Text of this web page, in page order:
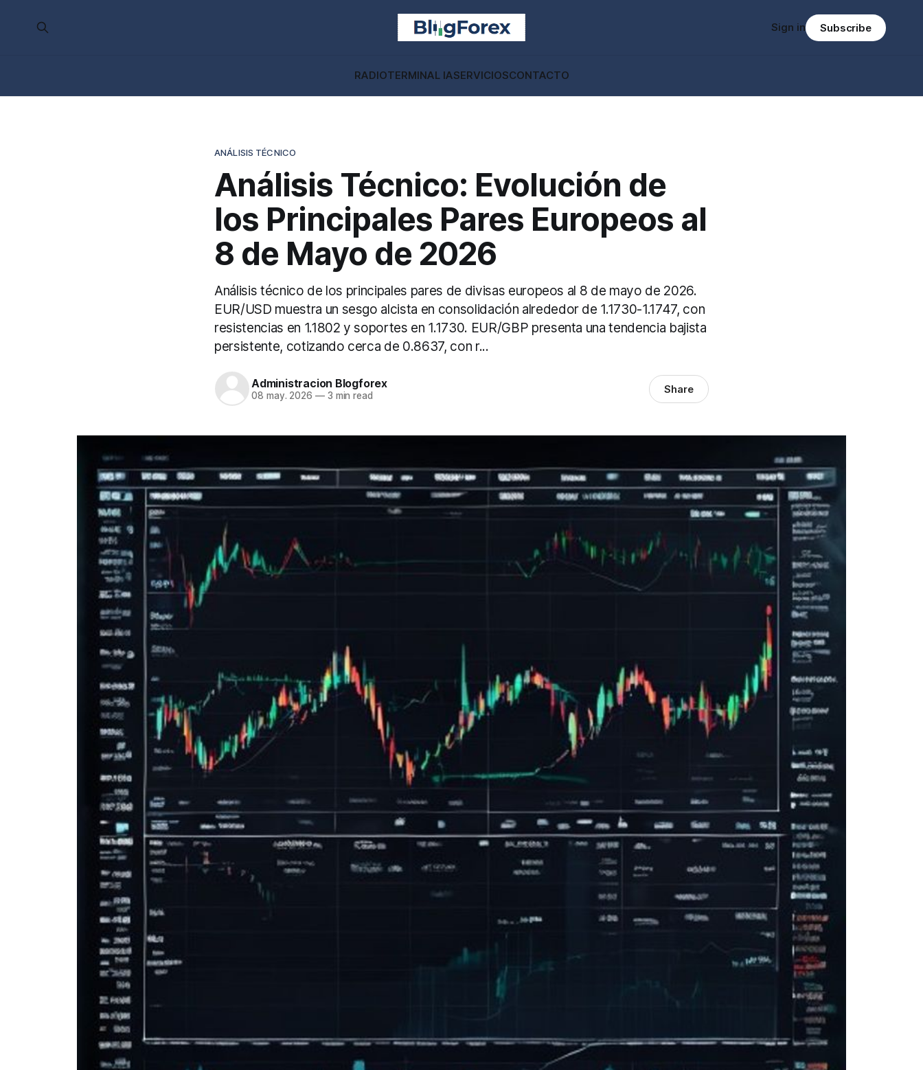
RADIOTERMINAL IASERVICIOSCONTACTO
Sign in Subscribe
ANÁLISIS TÉCNICO
Análisis Técnico: Evolución de
los Principales Pares Europeos al
8 de Mayo de 2026
Análisis técnico de los principales pares de divisas europeos al 8 de mayo de 2026.
EUR/USD muestra un sesgo alcista en consolidación alrededor de 1.1730-1.1747, con
resistencias en 1.1802 y soportes en 1.1730. EUR/GBP presenta una tendencia bajista
persistente, cotizando cerca de 0.8637, con r...
Administracion Blogforex
08 may. 2026 —3 min read Share